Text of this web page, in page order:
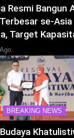
Resmi Bangun
se-Asia
Target
BREAKING NEWS